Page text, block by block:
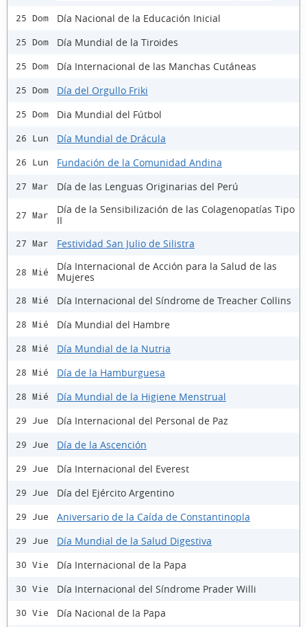
25 Dom Día Nacional de la Educación Inicial
25 Dom Día Mundial de la Tiroides
25 Dom Día Internacional de las Manchas Cutáneas
25 Dom Día del Orgullo Friki
25 Dom Dia Mundial del Fútbol
26 Lun Día Mundial de Drácula
26 Lun Fundación de la Comunidad Andina
27 Mar Día de las Lenguas Originarias del Perú
27 Mar
Día de la Sensibilización de las Colagenopatías Tipo
II
27 Mar Festividad San Julio de Silistra
28 Mié
Día Internacional de Acción para la Salud de las
Mujeres
28 Mié Día Internacional del Síndrome de Treacher Collins
28 Mié Día Mundial del Hambre
28 Mié Día Mundial de la Nutria
28 Mié Día de la Hamburguesa
28 Mié Día Mundial de la Higiene Menstrual
29 Jue Día Internacional del Personal de Paz
29 Jue Día de la Ascención
29 Jue Día Internacional del Everest
29 Jue Día del Ejército Argentino
29 Jue Aniversario de la Caída de Constantinopla
29 Jue Día Mundial de la Salud Digestiva
30 Vie Día Internacional de la Papa
30 Vie Día Internacional del Síndrome Prader Willi
30 Vie Día Nacional de la Papa